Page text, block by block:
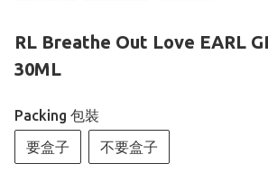
RL Breathe Out Love EARL
30ML
Packing 包裝
要盒子
不要盒子